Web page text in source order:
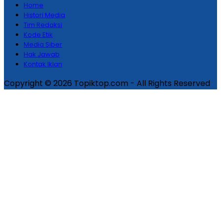
Home
Histori Media
Tim Redaksi
Kode Etik
Media Siber
Hak Jawab
Kontak Iklan
Copyright © 2026 Topiktop.com - All Rights Reserved